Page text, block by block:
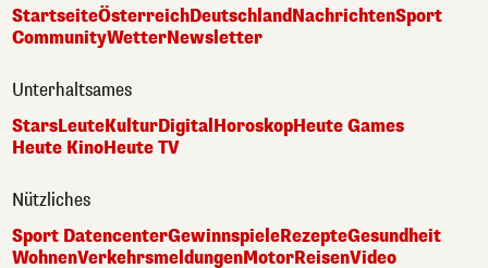
StartseiteÖsterreichDeutschlandNachrichtenSport
CommunityWetterNewsletter
Unterhaltsames
StarsLeuteKulturDigitalHoroskopHeute Games
Heute KinoHeute TV
Nützliches
Sport DatencenterGewinnspieleRezepteGesundheit
WohnenVerkehrsmeldungenMotorReisenVideo